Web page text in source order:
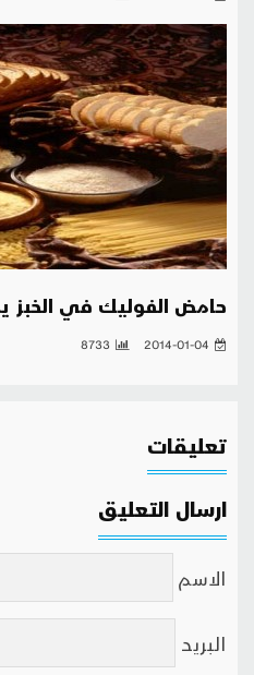
حامض الفوليك في الخبز
2014-01-04
8733
تعليقات
ارسال التعليق
الاسم
البريد